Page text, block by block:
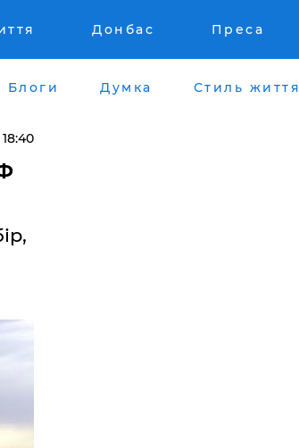
Донбас Преса
Блоги Думка Стиль життя